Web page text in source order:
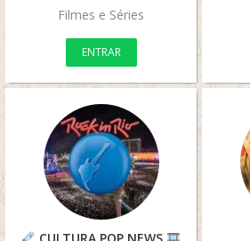
Filmes e Séries
ENTRAR
CULTURA POP NEWS